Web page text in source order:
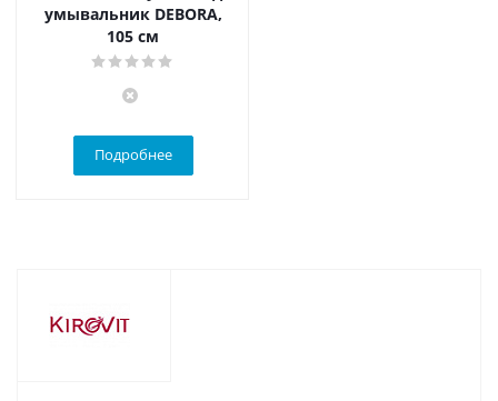
умывальник DEBORA,
105 см
Подробнее